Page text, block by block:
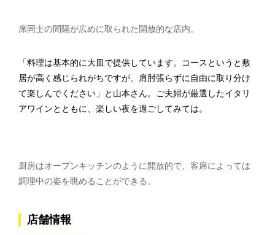
席同士の間隔が広めに取られた開放的な店内。
「料理は基本的に大皿で提供しています。コースというと敷
居が高く感じられがちですが、肩肘張らずに自由に取り分け
て楽しんでください」と山本さん。ご夫婦が厳選したイタリ
アワインとともに、楽しい夜を過ごしてみては。
厨房はオープンキッチンのように開放的で、客席によっては
調理中の姿を眺めることができる。
店舗情報